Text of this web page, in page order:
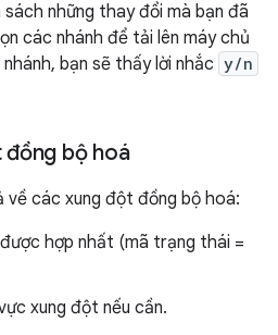
những thay đổi mà bạn đã
các nhánh để tải lên máy chủ
bạn sẽ thấy lời nhắc y/n
bộ hoá
về các xung đột đồng bộ hoá:
hợp nhất (mã trạng thái =
xung đột nếu cần.